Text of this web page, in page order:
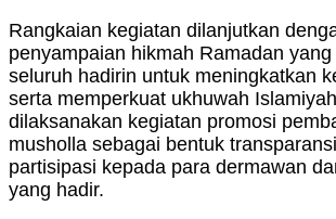
Rangkaian kegiatan dilanjutkan
penyampaian hikmah Ramadan
seluruh hadirin untuk meningkatkan
serta memperkuat ukhuwah
dilaksanakan kegiatan promosi
musholla sebagai bentuk
partisipasi kepada para dermawan
yang hadir.